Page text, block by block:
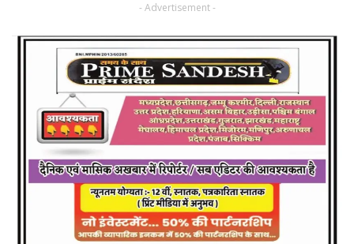
- Advertisement -